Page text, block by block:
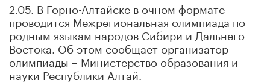
2.05. В Горно-Алтайске в очном формате
проводится Межрегиональная олимпиада по
родным языкам народов Сибири и Дальнего
Востока. Об этом сообщает организатор
олимпиады – Министерство образования и
науки Республики Алтай.